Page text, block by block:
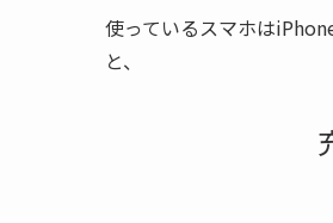
使っているスマホは
と、